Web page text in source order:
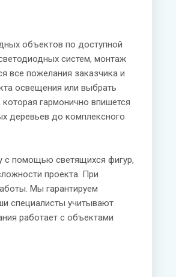
объектов по доступной
систем, монтаж
все пожелания заказчика и
освещения или выбрать
гармонично впишется
деревьев до комплексного
с помощью светящихся фигур,
проекта. При
Мы гарантируем
специалисты учитывают
работает с объектами